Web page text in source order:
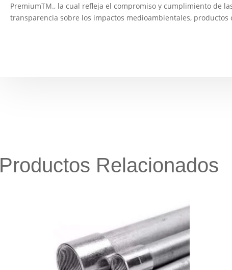
PremiumTM., la cual refleja el compromiso y cumplimiento de
transparencia sobre los impactos medioambientales, productos
Productos Relacionados